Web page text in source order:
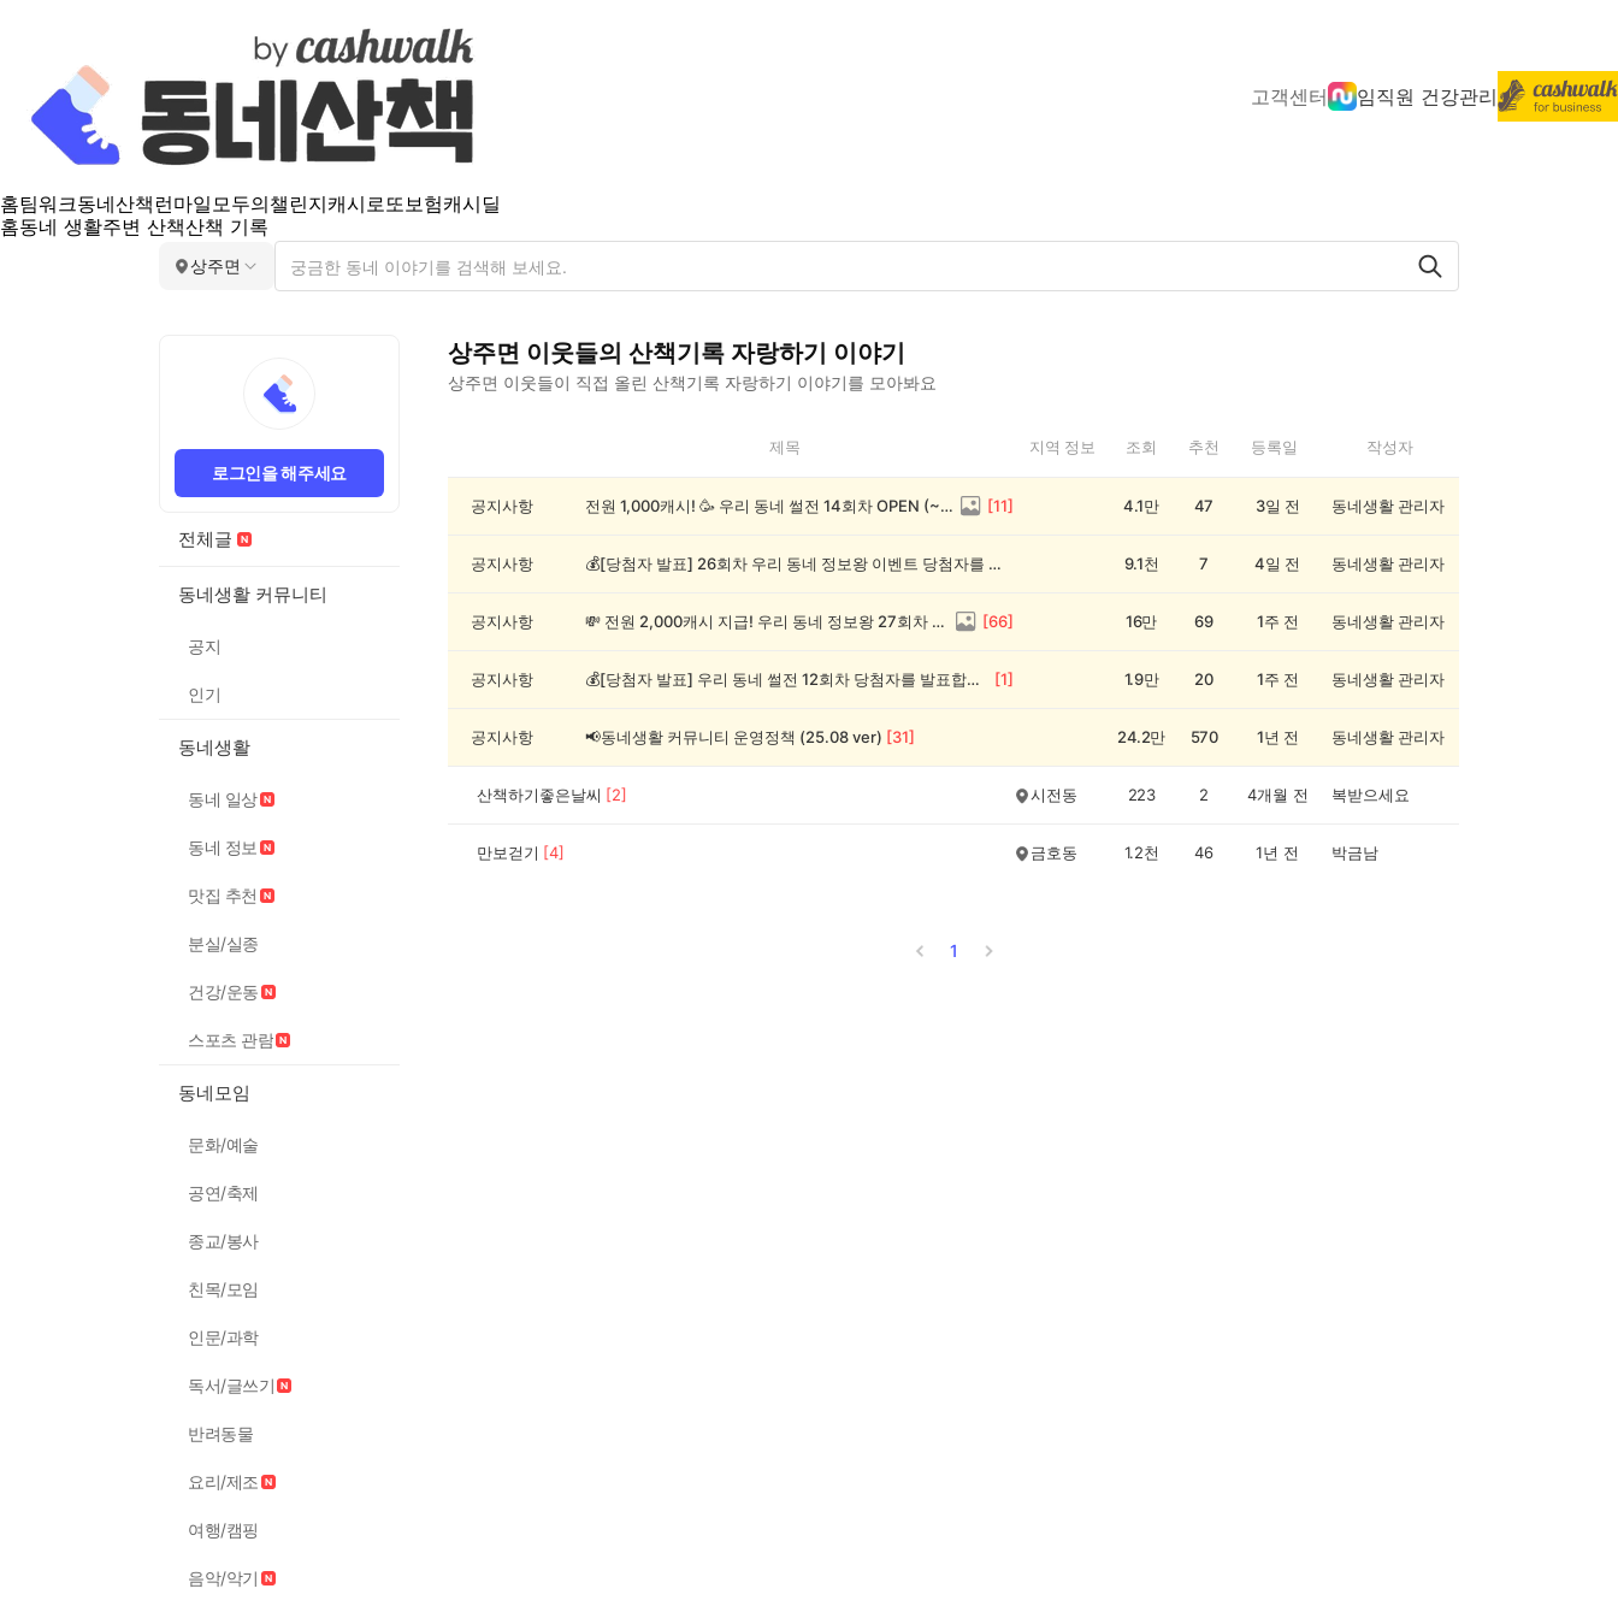
고객센터 임직원 건강관리
홈팀워크동네산책 런마일모두의챌린지캐시로또보험캐시딜
홈동네 생활주변 산책산책 기록
상주면
로그인을 해주세요
전체글
동네생활 커뮤니티
공지
인기
동네생활
동네 일상
동네 정보
맛집 추천
분실/실종
건강/운동
스포츠 관람
동네모임
문화/예술
공연/축제
종교/봉사
친목/모임
인문/과학
독서/글쓰기
반려동물
요리/제조
여행/캠핑
음악/악기
상주면 이웃들의 산책기록 자랑하기 이야기
상주면 이웃들이 직접 올린 산책기록 자랑하기 이야기를 모아봐요
면
록
제목 지역 정보 조회 추천 등록일 작성자
공지사항 전원 1,000캐시! 🥳 우리 동네 썰전 14회차 OPEN (~8/17) [11] 4.1만 47 3일 전 동네생활 관리자
공지사항 💰[당첨자 발표] 26회차 우리 동네 정보왕 이벤트 당첨자를 발표합니다! 9.1천 7 4일 전 동네생활 관리자
공지사항 💸 전원 2,000캐시 지급! 우리 동네 정보왕 27회차 (~8/10) [66] 16만 69 1주 전 동네생활 관리자
공지사항 💰[당첨자 발표] 우리 동네 썰전 12회차 당첨자를 발표합니다! [1] 1.9만 20 1주 전 동네생활 관리자
공지사항 📢동네생활 커뮤니티 운영정책 (25.08 ver) [31] 24.2만 570 1년 전 동네생활 관리자
산책하기좋은날씨 [2] 시전동 223 2 4개월 전 복받으세요
만보걷기 [4] 금호동 1.2천 46 1년 전 박금남
1